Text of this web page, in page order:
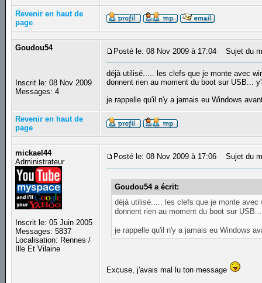
Revenir en haut de
page
Goudou54
Inscrit le: 08 Nov 2009
Messages: 4
Posté le: 08 Nov 2009 à 17:04 Sujet du
déjà utilisé..... les clefs que je monte avec
donnent rien au moment du boot sur USB...
je rappelle qu'il n'y a jamais eu Windows
Revenir en haut de
page
mickael44
Administrateur
Inscrit le: 05 Juin 2005
Messages: 5837
Localisation: Rennes /
Ille Et Vilaine
Posté le: 08 Nov 2009 à 17:06 Sujet du
Goudou54 a écrit:
déjà utilisé..... les clefs que je monte avec
donnent rien au moment du boot sur
je rappelle qu'il n'y a jamais eu Windows
Excuse, j'avais mal lu ton message